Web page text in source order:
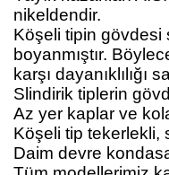
nikeldendir.
Köşeli tipin gövdesi
boyanmıştır.
karşı dayanıklılığı
Slindirik tiplerin
Az yer kaplar ve
Köşeli tip tekerlekli,
Daim devre